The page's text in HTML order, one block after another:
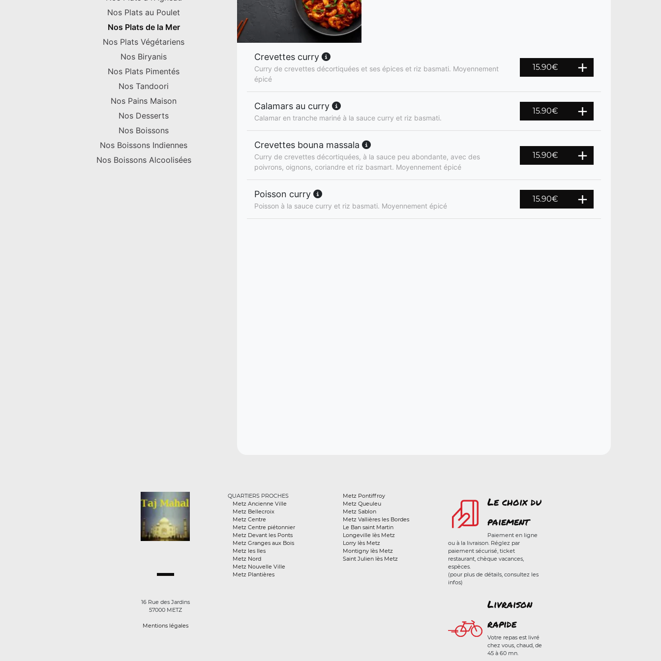
Nos Plats au Poulet
Nos Plats de la Mer
Nos Plats Végétariens
Nos Biryanis
Nos Plats Pimentés
Nos Tandoori
Nos Pains Maison
Nos Desserts
Nos Boissons
Nos Boissons Indiennes
Nos Boissons Alcoolisées
Crevettes curry
Curry de crevettes décortiquées et ses épices et riz basmati. Moyennement
épicé
15.90€
Calamars au curry
Calamar en tranche mariné à la sauce curry et riz basmati.
15.90€
Crevettes bouna massala
Curry de crevettes décortiquées, à la sauce peu abondante, avec des
poivrons, oignons, coriandre et riz basmart. Moyennement épicé
15.90€
Poisson curry
Poisson à la sauce curry et riz basmati. Moyennement épicé
15.90€
16 Rue des Jardins
57000 METZ
Mentions légales
QUARTIERS PROCHES
Metz Ancienne Ville
Metz Bellecroix
Metz Centre
Metz Centre piétonnier
Metz Devant les Ponts
Metz Granges aux Bois
Metz les Iles
Metz Nord
Metz Nouvelle Ville
Metz Plantières
Metz Pontiffroy
Metz Queuleu
Metz Sablon
Metz Vallières les Bordes
Le Ban saint Martin
Longeville lès Metz
Lorry lès Metz
Montigny lès Metz
Saint Julien lès Metz
Le choix du
paiement
Paiement en ligne
ou à la livraison. Réglez par
paiement sécurisé, ticket
restaurant, chèque vacances,
espèces.
(pour plus de détails, consultez les
infos)
Livraison
rapide
Votre repas est livré
chez vous, chaud, de
45 à 60 mn.